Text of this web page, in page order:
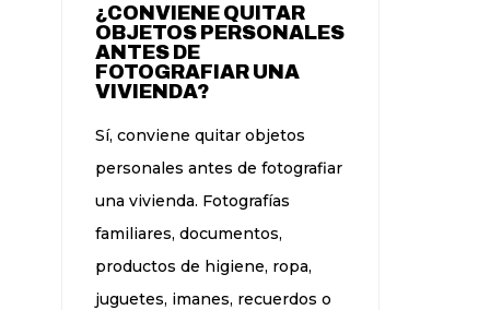
¿CONVIENE QUITAR
OBJETOS PERSONALES
ANTES DE
FOTOGRAFIAR UNA
VIVIENDA?
Sí, conviene quitar objetos
personales antes de fotografiar
una vivienda. Fotografías
familiares, documentos,
productos de higiene, ropa,
juguetes, imanes, recuerdos o